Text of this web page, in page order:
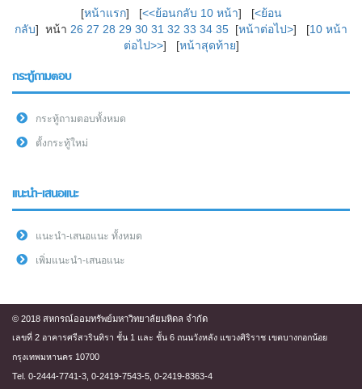
[หน้าแรก] [<<ย้อนกลับ 10 หน้า] [<ย้อน
กลับ] หน้า 26 27 28 29 30 31 32 33 34 35 [หน้าต่อไป>] [10 หน้า
ต่อไป>>] [หน้าสุดท้าย]
กระทู้ถามตอบ
กระทู้ถามตอบทั้งหมด
ตั้งกระทู้ใหม่
แนะนำ-เสนอแนะ
แนะนำ-เสนอแนะ ทั้งหมด
เพิ่มแนะนำ-เสนอแนะ
© 2018 สหกรณ์ออมทรัพย์มหาวิทยาลัยมหิดล จำกัด
เลขที่ 2 อาคารศรีสวรินทิรา ชั้น 1 และ ชั้น 6 ถนนวังหลัง แขวงศิริราช เขตบางกอกน้อย
กรุงเทพมหานคร 10700
Tel. 0-2444-7741-3, 0-2419-7543-5, 0-2419-8363-4